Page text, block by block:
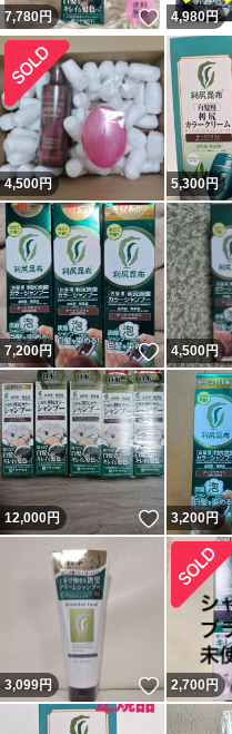
7,780円 いいね！
4,980円
4,500円 5,300円
7,200円 いいね！
4,500円
12,000円 いいね！
3,200円
3,099円 いいね！
2,700円